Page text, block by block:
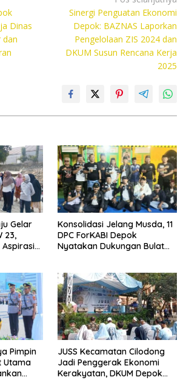
y
Dinas
dan
Sinergi Penguatan Ekonomi
Depok: BAZNAS Laporkan
Pengelolaan ZIS 2024 dan
DKUM Susun Rencana Kerja
2025
Gelar
23,
Konsolidasi Jelang Musda, 11
DPC ForKABI Depok
Nyatakan Dukungan Bulat
Pimpin
Utama
JUSS Kecamatan Cilodong
Jadi Penggerak Ekonomi
Kerakyatan, DKUM Depok